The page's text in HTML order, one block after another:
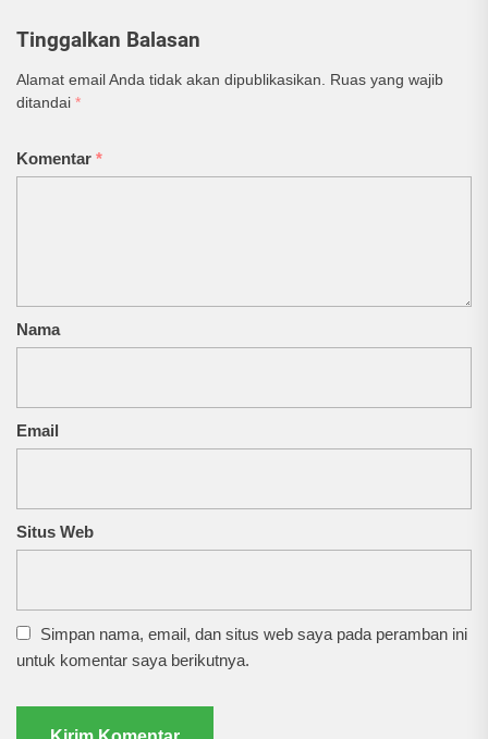
Tinggalkan Balasan
Alamat email Anda tidak akan dipublikasikan.
Ruas yang wajib
ditandai *
Komentar *
Nama
Email
Situs Web
Simpan nama, email, dan situs web saya pada peramban ini
untuk komentar saya berikutnya.